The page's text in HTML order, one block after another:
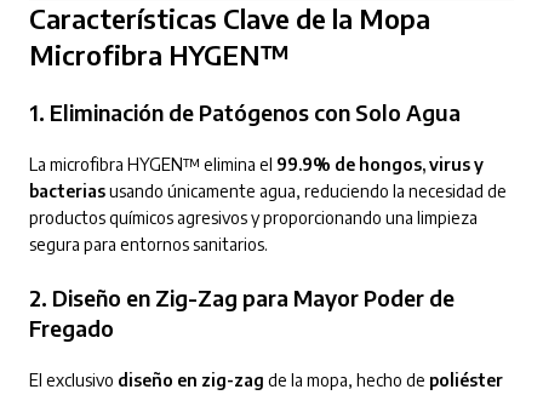
Características Clave de la Mopa
Microfibra HYGEN™
1. Eliminación de Patógenos con Solo Agua
La microfibra HYGEN™ elimina el 99.9% de hongos, virus y
bacteriasusando únicamente agua, reduciendo la necesidad de
productos químicos agresivos y proporcionando una limpieza
segura para entornos sanitarios.
2. Diseño en Zig-Zag para Mayor Poder de
Fregado
El exclusivo diseño en zig-zag de la mopa, hecho de poliéster